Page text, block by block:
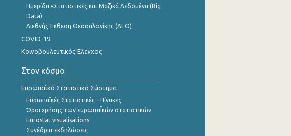
Ημερίδα «Στατιστικές και Μαζικά Δεδομένα (Big
Data)
Διεθνής Έκθεση Θεσσαλονίκης (ΔΕΘ)
COVID-19
Κοινοβουλευτικός Έλεγχος
Στον κόσμο
Ευρωπαϊκό Στατιστικό Σύστημα
Ευρωπαϊκές Στατιστικές - Πίνακες
Όροι χρήσης των ευρωπαΪκών στατιστικών
Eurostat visualisations
Συνέδρια-εκδηλώσεις